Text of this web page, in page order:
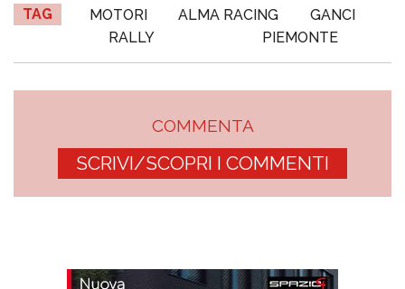
TAG MOTORI ALMA RACING
GANCI
RALLY
PIEMONTE
COMMENTA
SCRIVI/SCOPRI I COMMENTI